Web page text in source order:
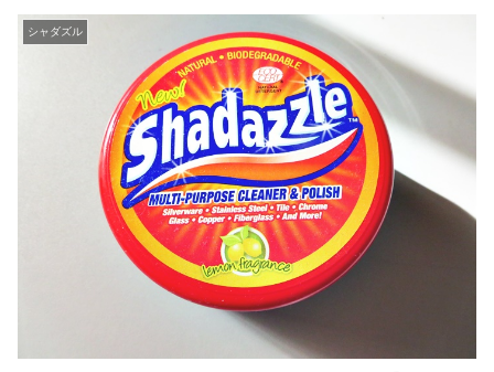
シャダズル